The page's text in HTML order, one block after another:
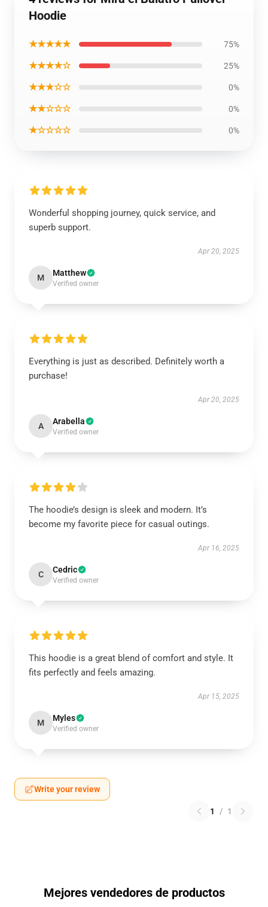
Hoodie
★★★★★ 75%
★★★★☆ 25%
★★★☆☆ 0%
★★☆☆☆ 0%
★☆☆☆☆ 0%
Wonderful shopping journey, quick service, and
superb support.
Apr 20, 2025
M Matthew
Verified owner
Everything is just as described. Definitely worth a
purchase!
Apr 20, 2025
A Arabella
Verified owner
The hoodie’s design is sleek and modern. It’s
become my favorite piece for casual outings.
Apr 16, 2025
C Cedric
Verified owner
This hoodie is a great blend of comfort and style. It
fits perfectly and feels amazing.
Apr 15, 2025
M Myles
Verified owner
Write your review
1 / 1
Mejores vendedores de productos